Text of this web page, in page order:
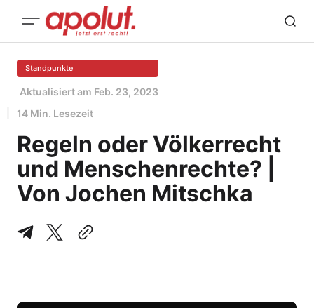
Standpunkte
Aktualisiert am Feb. 23, 2023
14 Min. Lesezeit
Regeln oder Völkerrecht
und Menschenrechte? |
Von Jochen Mitschka